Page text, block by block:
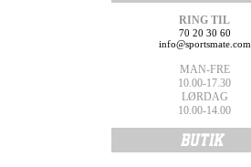
RING TIL
70 20 30 60
info@sportsmate.com
MAN-FRE
10.00-17.30
LØRDAG
10.00-14.00